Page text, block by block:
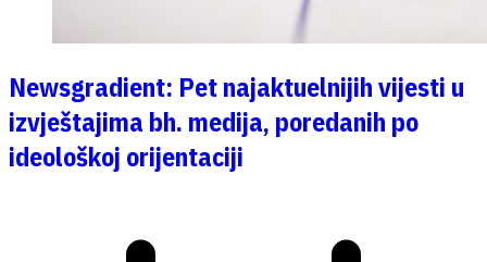
Newsgradient: Pet najaktuelnijih vijesti u
izvještajima bh. medija, poredanih po
ideološkoj orijentaciji